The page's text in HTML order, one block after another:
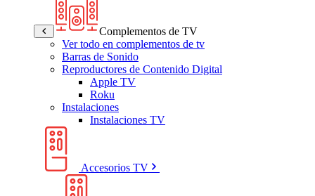
Complementos de TV
Ver todo en complementos de tv
Barras de Sonido
Reproductores de Contenido Digital
Apple TV
Roku
Instalaciones
Instalaciones TV
Accesorios TV